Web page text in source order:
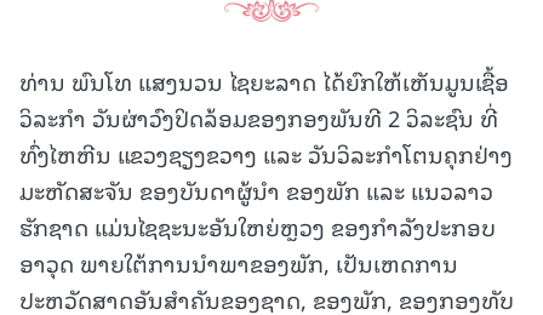
ທ່ານ ພົນໂທ ແສງນວນ ໄຊຍະລາດ ໄດ້ຍົກໃຫ້ເຫັນມູນເຊື້ອ
ວິລະກໍາ ວັນຜ່າວົງປິດລ້ອມຂອງກອງພັນທີ 2 ວິລະຊົນ ທີ່
ທົ່ງໄຫຫີນ ແຂວງຊຽງຂວາງ ແລະ ວັນວິລະກໍາໂຕນຄຸກຢ່າງ
ມະຫັດສະຈັນ ຂອງບັນດາຜູ້ນໍາ ຂອງພັກ ແລະ ແນວລາວ
ຮັກຊາດ ແມ່ນໄຊຊະນະອັນໃຫຍ່ຫຼວງ ຂອງກໍາລັງປະກອບ
ອາວຸດ ພາຍໃຕ້ການນໍາພາຂອງພັກ, ເປັນເຫດການ
ປະຫວັດສາດອັນສໍາຄັນຂອງຊາດ, ຂອງພັກ, ຂອງກອງທັບ